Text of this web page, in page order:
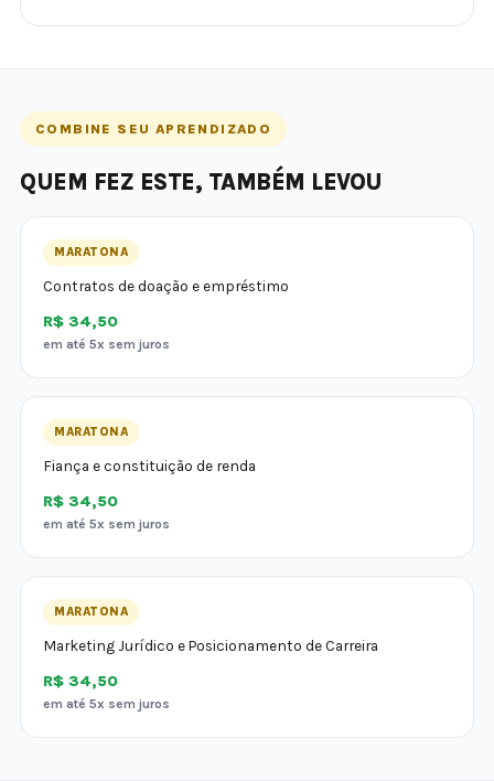
COMBINE SEU APRENDIZADO
QUEM FEZ ESTE, TAMBÉM LEVOU
MARATONA
Contratos de doação e empréstimo
R$ 34,50
em até 5x sem juros
MARATONA
Fiança e constituição de renda
R$ 34,50
em até 5x sem juros
MARATONA
Marketing Jurídico e Posicionamento de Carreira
R$ 34,50
em até 5x sem juros